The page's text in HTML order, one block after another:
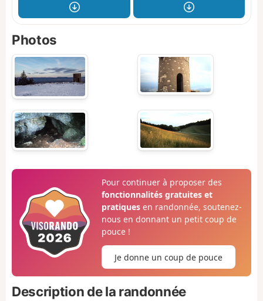
Photos
Pour continuer à proposer des
fonctionnalités gratuites et
pratiquesen randonnée, soutenez-
nous en donnant un petit coup de
pouce !
Je donne un coup de pouce
Description de la randonnée